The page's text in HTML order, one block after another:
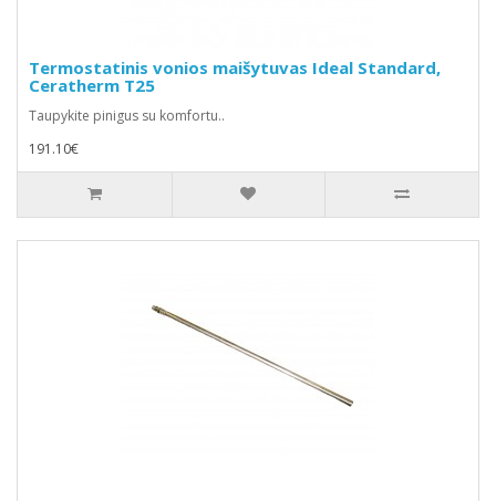
Termostatinis vonios maišytuvas Ideal Standard,
Ceratherm T25
Taupykite pinigus su komfortu..
191.10€